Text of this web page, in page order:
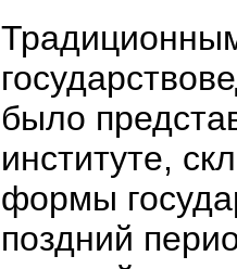
было
институте,
формы
поздний